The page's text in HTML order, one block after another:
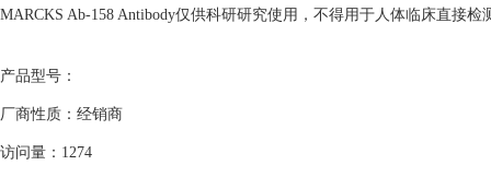
MARCKS Ab-158 Antibody仅供科研研究使用，不得用于人体临床直接
产品型号：
厂商性质：经销商
访问量：1274